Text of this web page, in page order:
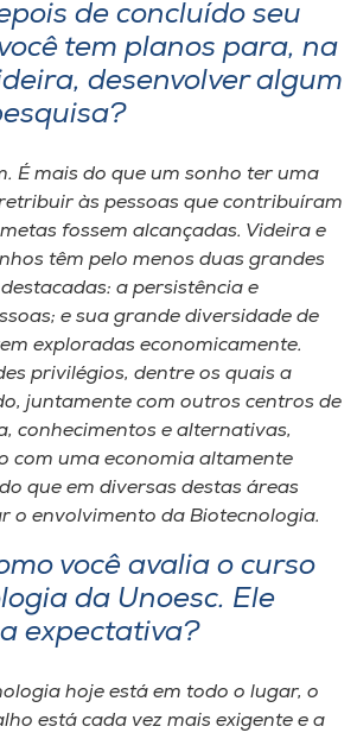
de concluído seu
tem planos para, na
desenvolver algum
É mais do que um sonho ter uma
às pessoas que contribuíram
fossem alcançadas. Videira e
têm pelo menos duas grandes
a persistência e
e sua grande diversidade de
exploradas economicamente.
privilégios, dentre os quais a
juntamente com outros centros de
conhecimentos e alternativas,
com uma economia altamente
que em diversas destas áreas
o envolvimento da Biotecnologia.
você avalia o curso
da Unoesc. Ele
expectativa?
hoje está em todo o lugar, o
está cada vez mais exigente e a